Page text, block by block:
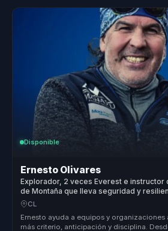
Disponible
Ernesto Olivares
Explorador, 2 veces Everest e instructor
de Montaña que lleva seguridad y
presión.
CL
Ernesto ayuda a equipos y organizaciones
más criterio, anticipación y disciplina.